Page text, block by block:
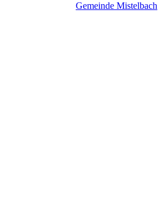
Gemeinde Mistelbach